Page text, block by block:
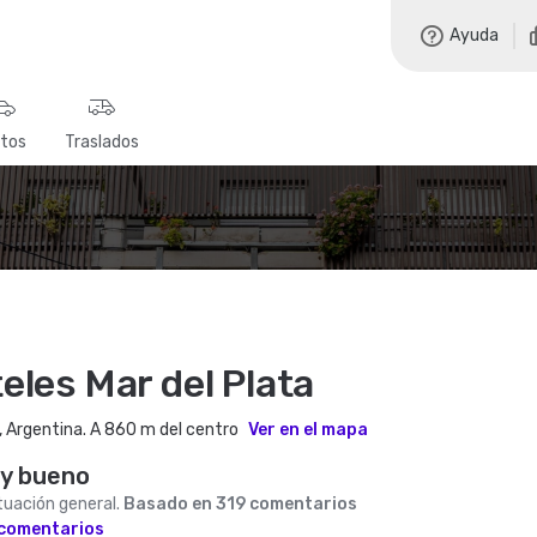
Ayuda
Traslados
Mar del Plata
Argentina. A 860 m del centro Ver en el mapa
bueno
general. Basado en 319 comentarios